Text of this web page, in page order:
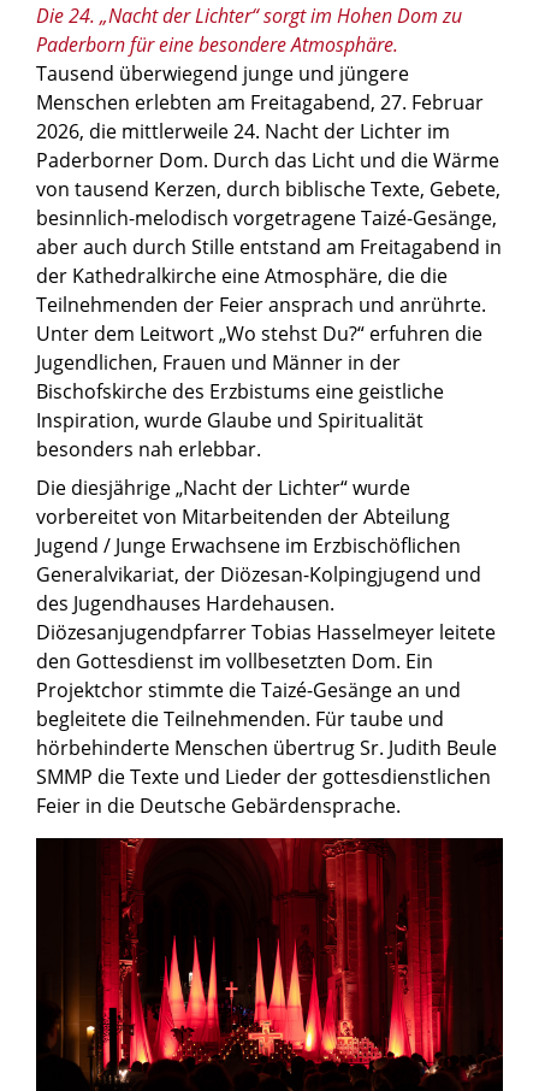
Die 24. „Nacht der Lichter“ sorgt im Hohen Dom zu
Paderborn für eine besondere Atmosphäre.
Tausend überwiegend junge und jüngere
Menschen erlebten am Freitagabend, 27. Februar
2026, die mittlerweile 24. Nacht der Lichter im
Paderborner Dom. Durch das Licht und die Wärme
von tausend Kerzen, durch biblische Texte, Gebete,
besinnlich-melodisch vorgetragene Taizé-Gesänge,
aber auch durch Stille entstand am Freitagabend in
der Kathedralkirche eine Atmosphäre, die die
Teilnehmenden der Feier ansprach und anrührte.
Unter dem Leitwort „Wo stehst Du?“ erfuhren die
Jugendlichen, Frauen und Männer in der
Bischofskirche des Erzbistums eine geistliche
Inspiration, wurde Glaube und Spiritualität
besonders nah erlebbar.
Die diesjährige „Nacht der Lichter“ wurde
vorbereitet von Mitarbeitenden der Abteilung
Jugend / Junge Erwachsene im Erzbischöflichen
Generalvikariat, der Diözesan-Kolpingjugend und
des Jugendhauses Hardehausen.
Diözesanjugendpfarrer Tobias Hasselmeyer leitete
den Gottesdienst im vollbesetzten Dom. Ein
Projektchor stimmte die Taizé-Gesänge an und
begleitete die Teilnehmenden. Für taube und
hörbehinderte Menschen übertrug Sr. Judith Beule
SMMP die Texte und Lieder der gottesdienstlichen
Feier in die Deutsche Gebärdensprache.